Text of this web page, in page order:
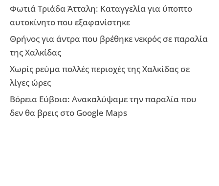
Φωτιά Τριάδα Άτταλη: Καταγγελία για ύποπτο
αυτοκίνητο που εξαφανίστηκε
Θρήνος για άντρα που βρέθηκε νεκρός σε παραλία
της Χαλκίδας
Χωρίς ρεύμα πολλές περιοχές της Χαλκίδας σε
λίγες ώρες
Βόρεια Εύβοια: Ανακαλύψαμε την παραλία που
δεν θα βρεις στο Google Maps